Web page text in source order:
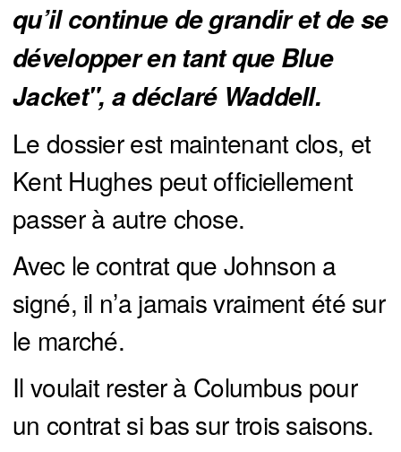
qu’il continue de grandir et de se
développer en tant que Blue
Jacket", a déclaré Waddell.
Le dossier est maintenant clos, et
Kent Hughes peut officiellement
passer à autre chose.
Avec le contrat que Johnson a
signé, il n’a jamais vraiment été sur
le marché.
Il voulait rester à Columbus pour
un contrat si bas sur trois saisons.